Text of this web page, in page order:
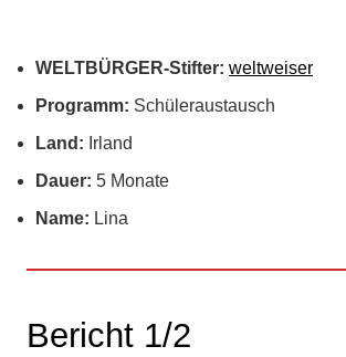
WELTBÜRGER-Stifter: weltweiser
Programm: Schüleraustausch
Land: Irland
Dauer: 5 Monate
Name: Lina
Bericht 1/2